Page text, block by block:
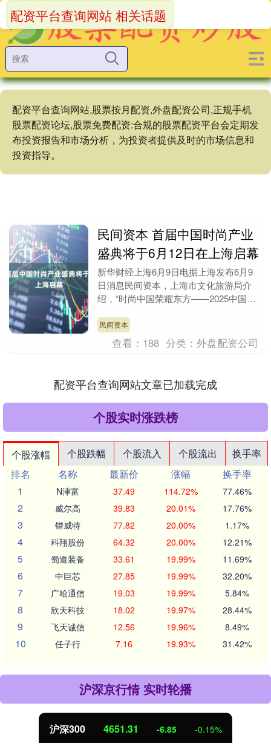
配资平台查询网站,股票按月配资,外盘配资公司,正规手机
股票配资论坛,股票免费配资:合规的股票配资平台会定期发
布投资报告和市场分析，为投资者提供及时的市场信息和
投资指导。
配资平台查询网站 相关话题
民间资本 首届中国时尚产业
盛典将于6月12日在上海启幕
新华财经上海6月9日电据上海发布6月9
日消息民间资本，上海市文化旅游局介
绍，“时尚中国荣耀东方——2025中国时
在上....
民间资本
查看： 188 分类：外盘配资公司
配资平台查询网站文章已加载完成
个股实时涨跌榜
个股涨幅 个股跌幅 个股流入 个股流出
换手率
排名
名称 最新价 涨幅
换手率
1
N津富 37.49 114.72% 77.46%
2 威尔高 39.83 20.01% 17.76%
3 锴威特 77.82 20.00% 1.17%
4 科翔股份 64.32 20.00% 12.21%
5 蜀道装备 33.61 19.99% 11.69%
6 中巨芯 27.85 19.99% 32.20%
7 广哈通信 19.03 19.99% 5.84%
8 欣天科技 18.02 19.97% 28.44%
9 飞天诚信 12.56 19.96% 8.49%
10 任子行 7.16 19.93% 31.42%
沪深京行情 实时轮播
北证50 1122.88 3.42 0.30%